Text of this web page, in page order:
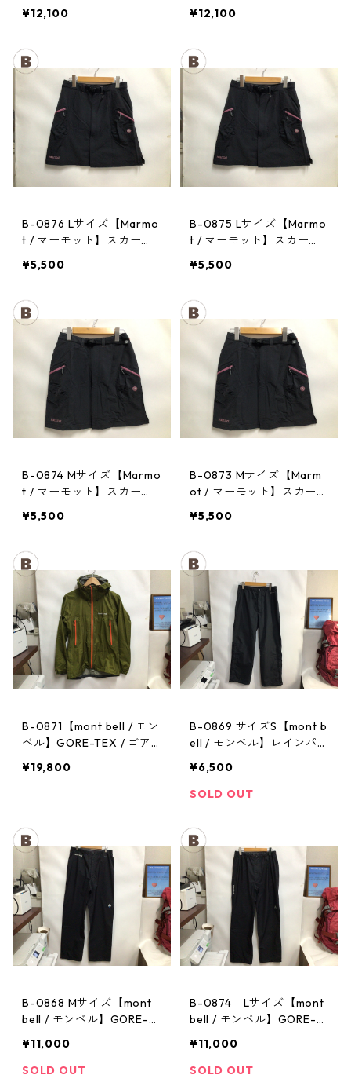
¥12,100 ¥12,100
B-0876 Lサイズ【Marmo
t / マーモット】スカー
GRY レディース
¥5,500
B-0875 Lサイズ【Marmo
t / マーモット】スカー
GRY レディース
¥5,500
B-0874 Mサイズ【Marmo
t / マーモット】スカー
GRY レディース
¥5,500
B-0873 Mサイズ【Marm
ot / マーモット】スカー
GRY レディース
¥5,500
B-0871【mont bell / モン
ベル】GORE-TEX / ゴア
ト：ストームクルーザー
¥19,800
B-0869 サイズS【mont b
ell / モンベル】レインパン
ズ
¥6,500
SOLD OUT
B-0868 Mサイズ【mont
bell / モンベル】GORE-T
パンツ：メンズBK
¥11,000
SOLD OUT
B-0874 Lサイズ【mont
bell / モンベル】GORE-T
パンツ：メンズBK
¥11,000
SOLD OUT